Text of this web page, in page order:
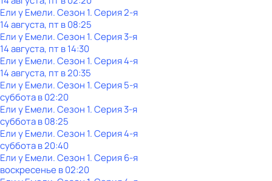
Ели у Емели. Сезон 1. Серия 2-я
14 августа, пт в 08:25
Ели у Емели. Сезон 1. Серия 3-я
14 августа, пт в 14:30
Ели у Емели. Сезон 1. Серия 4-я
14 августа, пт в 20:35
Ели у Емели. Сезон 1. Серия 5-я
субботав02:20
Ели у Емели. Сезон 1. Серия 3-я
субботав08:25
Ели у Емели. Сезон 1. Серия 4-я
субботав20:40
Ели у Емели. Сезон 1. Серия 6-я
воскресенье в02:20